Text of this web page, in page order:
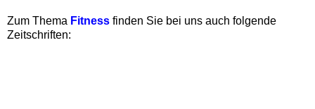
‍Zum Thema Fitness finden Sie bei uns auch folgende
Zeitschriften: